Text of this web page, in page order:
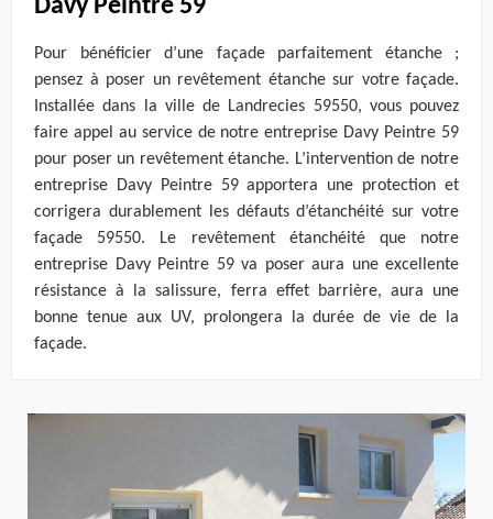
Davy Peintre 59
Pour bénéficier d’une façade parfaitement étanche ;
pensez à poser un revêtement étanche sur votre façade.
Installée dans la ville de Landrecies 59550, vous pouvez
faire appel au service de notre entreprise Davy Peintre 59
pour poser un revêtement étanche. L’intervention de notre
entreprise Davy Peintre 59 apportera une protection et
corrigera durablement les défauts d’étanchéité sur votre
façade 59550. Le revêtement étanchéité que notre
entreprise Davy Peintre 59 va poser aura une excellente
résistance à la salissure, ferra effet barrière, aura une
bonne tenue aux UV, prolongera la durée de vie de la
façade.